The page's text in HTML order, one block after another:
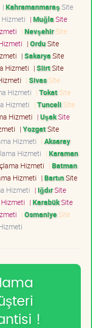
| KahramanmaraşSite
| MuğlaSite
| NevşehirSite
| OrduSite
| SakaryaSite
Hizmeti | SiirtSite
| SivasSite
Hizmeti | TokatSite
Hizmeti | Tunceli Site
Hizmeti | UşakSite
| YozgatSite
Hizmeti | Aksaray
Hizmeti | Karaman
Hizmeti | Batman
Hizmeti | BartınSite
Hizmeti | IğdırSite
| KarabükSite
| OsmaniyeSite
!